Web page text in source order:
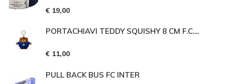
€ 19,00
PORTACHIAVI TEDDY SQUISHY 8 CM F.C....
€ 11,00
PULL BACK BUS FC INTER